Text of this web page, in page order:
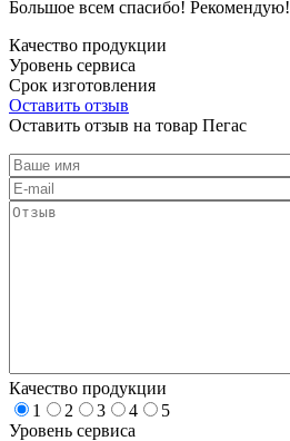
Большое всем спасибо! Рекомендую!
Качество продукции
Уровень сервиса
Срок изготовления
Оставить отзыв
Оставить отзыв на товар Пегас
Качество продукции
1
2 3 4
5
Уровень сервиса